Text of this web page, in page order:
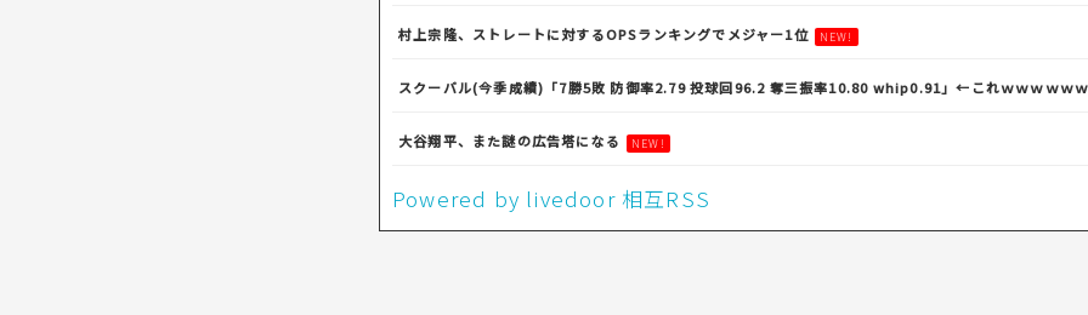
村上宗隆、ストレートに対するOPSランキングでメジャー1位 NEW!
スクーバル(今季成績)「7勝5敗 防御率2.79 投球回96.2 奪三振率10.80 whip0.91」←これｗｗｗｗｗｗ
大谷翔平、また謎の広告塔になる NEW!
Powered by livedoor 相互RSS